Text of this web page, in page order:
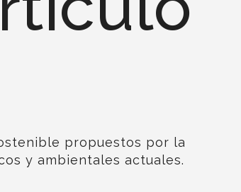
propuestos por la
y ambientales actuales.